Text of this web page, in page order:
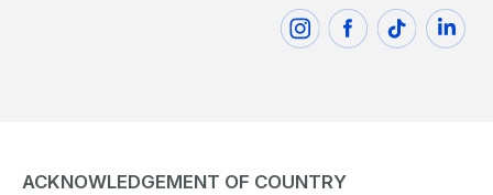
ACKNOWLEDGEMENT OF COUNTRY